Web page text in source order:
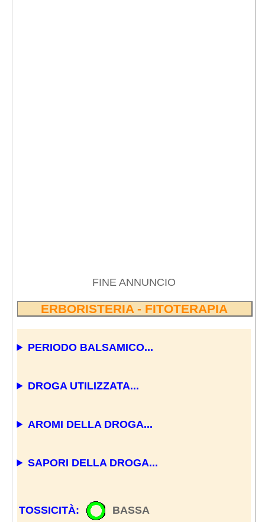
FINE ANNUNCIO
ERBORISTERIA - FITOTERAPIA
PERIODO BALSAMICO...
DROGA UTILIZZATA...
AROMI DELLA DROGA...
SAPORI DELLA DROGA...
TOSSICITÀ: BASSA